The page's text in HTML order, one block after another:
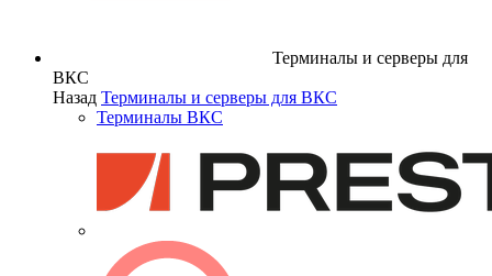
Терминалы и серверы для
ВКС
Назад Терминалы и серверы для ВКС
Терминалы ВКС